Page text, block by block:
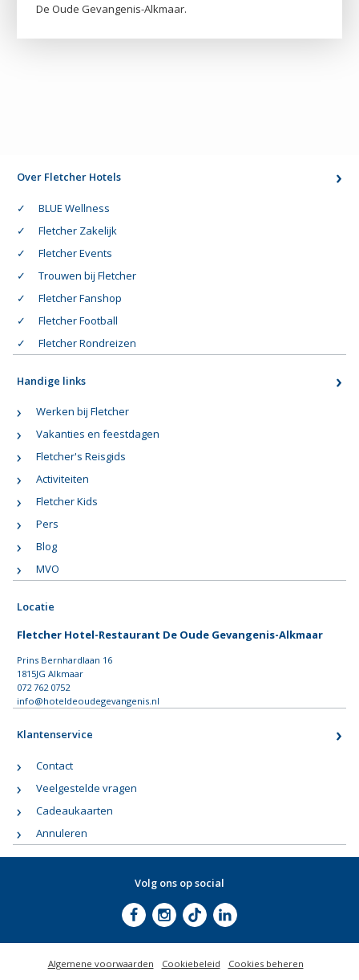
De Oude Gevangenis-Alkmaar.
Over Fletcher Hotels
BLUE Wellness
Fletcher Zakelijk
Fletcher Events
Trouwen bij Fletcher
Fletcher Fanshop
Fletcher Football
Fletcher Rondreizen
Handige links
Werken bij Fletcher
Vakanties en feestdagen
Fletcher's Reisgids
Activiteiten
Fletcher Kids
Pers
Blog
MVO
Locatie
Fletcher Hotel-Restaurant De Oude Gevangenis-Alkmaar
Prins Bernhardlaan 16
1815JG Alkmaar
072 762 0752
info@hoteldeoudegevangenis.nl
Klantenservice
Contact
Veelgestelde vragen
Cadeaukaarten
Annuleren
Volg ons op social
Algemene voorwaarden Cookiebeleid Cookies beheren